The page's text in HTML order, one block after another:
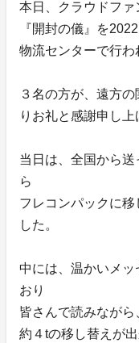
本日、クラウドフ
『開封の儀』を
物流センターで行わ
３名の方が、遠方
りお礼と感謝申し上
当日は、全国から
ら
フレコンパックに
した。
中には、温かいメ
おり
皆さんで読みなが
約４tの移し替えが出